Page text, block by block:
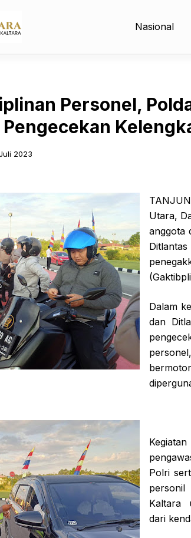
Nasional
Personel,
2023
Utara,
anggota
Dalam
dan
Polri
Kaltara
dari